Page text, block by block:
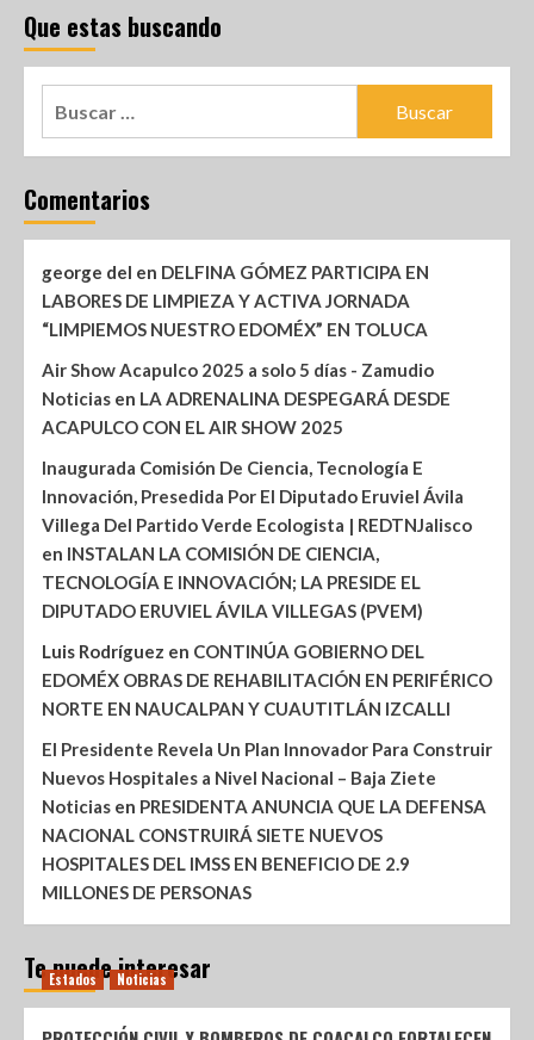
Que estas buscando
Comentarios
george del en DELFINA GÓMEZ PARTICIPA EN
LABORES DE LIMPIEZA Y ACTIVA JORNADA
“LIMPIEMOS NUESTRO EDOMÉX” EN TOLUCA
Air Show Acapulco 2025 a solo 5 días - Zamudio
Noticias en LA ADRENALINA DESPEGARÁ DESDE
ACAPULCO CON EL AIR SHOW 2025
Inaugurada Comisión De Ciencia, Tecnología E
Innovación, Presedida Por El Diputado Eruviel Ávila
Villega Del Partido Verde Ecologista | REDTNJalisco
en INSTALAN LA COMISIÓN DE CIENCIA,
TECNOLOGÍA E INNOVACIÓN; LA PRESIDE EL
DIPUTADO ERUVIEL ÁVILA VILLEGAS (PVEM)
Luis Rodríguez en CONTINÚA GOBIERNO DEL
EDOMÉX OBRAS DE REHABILITACIÓN EN PERIFÉRICO
NORTE EN NAUCALPAN Y CUAUTITLÁN IZCALLI
El Presidente Revela Un Plan Innovador Para Construir
Nuevos Hospitales a Nivel Nacional – Baja Ziete
Noticias en PRESIDENTA ANUNCIA QUE LA DEFENSA
NACIONAL CONSTRUIRÁ SIETE NUEVOS
HOSPITALES DEL IMSS EN BENEFICIO DE 2.9
MILLONES DE PERSONAS
Te puede interesar
Estados Noticias